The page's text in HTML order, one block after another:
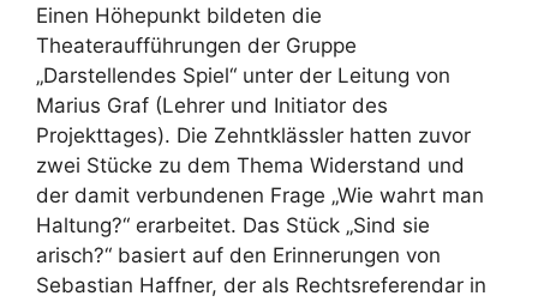
Einen Höhepunkt bildeten die
Theateraufführungen der Gruppe
„Darstellendes Spiel“ unter der Leitung von
Marius Graf (Lehrer und Initiator des
Projekttages). Die Zehntklässler hatten zuvor
zwei Stücke zu dem Thema Widerstand und
der damit verbundenen Frage „Wie wahrt man
Haltung?“ erarbeitet. Das Stück „Sind sie
arisch?“ basiert auf den Erinnerungen von
Sebastian Haffner, der als Rechtsreferendar in